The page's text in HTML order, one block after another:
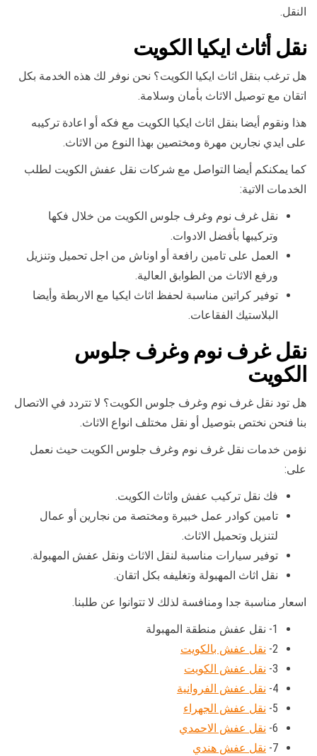
النقل.
نقل أثاث ايكيا الكويت
هل ترغب بنقل اثاث ايكيا الكويت؟ نحن نوفر لك هذه الخدمة بكل
اتقان مع توصيل الاثاث بأمان وسلامة.
هذا ونقوم أيضا بنقل اثاث ايكيا الكويت مع فكه أو اعادة تركيبه
على ايدي نجارين مهرة ومختصين بهذا النوع من الاثاث.
كما يمكنكم أيضا التواصل مع شركات نقل عفش الكويت لطلب
الخدمات الاتية:
نقل غرف نوم وغرف جلوس الكويت من خلال فكها
وتركيبها بأفضل الادوات.
العمل على تامين رافعة أو اوناش من اجل تحميل وتنزيل
ورفع الاثاث من الطوابق العالية.
توفير كراتين مناسبة لحفظ اثاث ايكيا مع الاربطة وأيضا
البلاستيك الفقاعات.
نقل غرف نوم وغرف جلوس
الكويت
هل تود نقل غرف نوم وغرف جلوس الكويت؟ لا تتردد في الاتصال
بنا فنحن نختص بتوصيل أو نقل مختلف انواع الاثاث.
نؤمن خدمات نقل غرف نوم وغرف جلوس الكويت حيث نعمل
على:
فك نقل تركيب عفش واثاث الكويت.
تامين كوادر عمل خبيرة ومختصة من نجارين أو عمال
لتنزيل وتحميل الاثاث.
توفير سيارات مناسبة لنقل الاثاث ونقل عفش المهبولة.
نقل اثاث المهبولة وتغليفه بكل اتقان.
اسعار مناسبة جدا ومنافسة لذلك لا تتوانوا عن طلبنا.
1- نقل عفش منطقة المهبولة
2- نقل عفش بالكويت
3- نقل عفش الكويت
4- نقل عفش الفروانية
5- نقل عفش الجهراء
6- نقل عفش الاحمدي
7- نقل عفش هندي